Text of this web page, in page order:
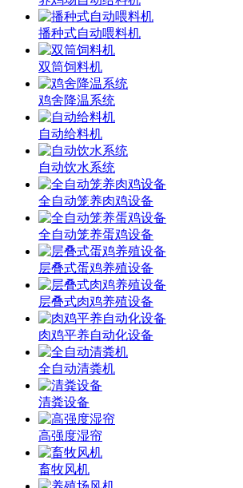
播种式自动喂料机
双筒饲料机
鸡舍降温系统
自动给料机
自动饮水系统
全自动笼养肉鸡设备
全自动笼养蛋鸡设备
层叠式蛋鸡养殖设备
层叠式肉鸡养殖设备
肉鸡平养自动化设备
全自动清粪机
清粪设备
高强度湿帘
畜牧风机